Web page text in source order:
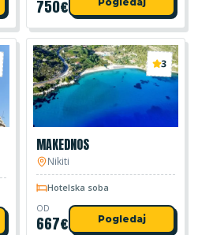
750€
3
MAKEDNOS
Nikiti
Hotelska soba
OD
667€ Pogledaj